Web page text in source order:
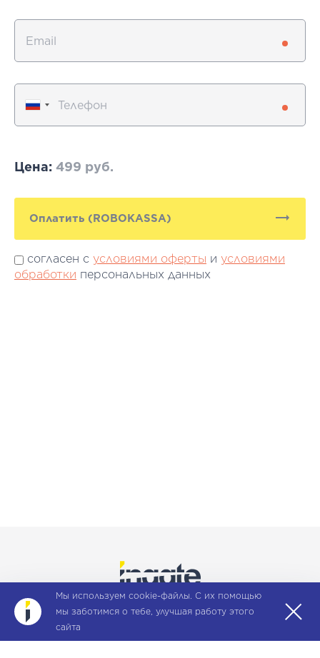
Мы используем cookie-файлы. С их помощью
мы заботимся о тебе, улучшая работу этого
сайта
Цена: 499 руб.
Оплатить (ROBOKASSA)
согласен с условиями оферты и условиями
обработки персональных данных
©